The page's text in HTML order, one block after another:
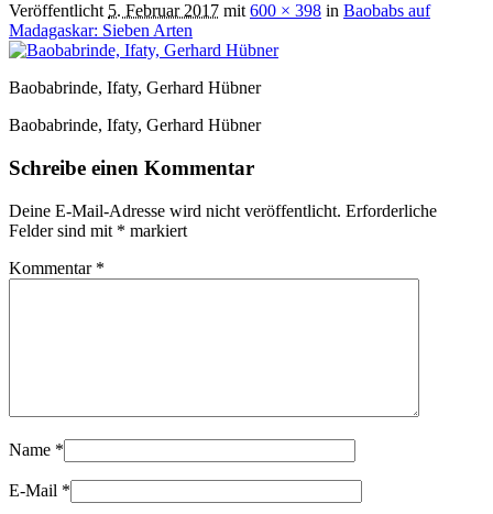
Veröffentlicht 5. Februar 2017 mit 600 × 398 in Baobabs auf
Madagaskar: Sieben Arten
Baobabrinde, Ifaty, Gerhard Hübner
Baobabrinde, Ifaty, Gerhard Hübner
Schreibe einen Kommentar
Deine E-Mail-Adresse wird nicht veröffentlicht. Erforderliche
Felder sind mit * markiert
Kommentar *
Name *
E-Mail *